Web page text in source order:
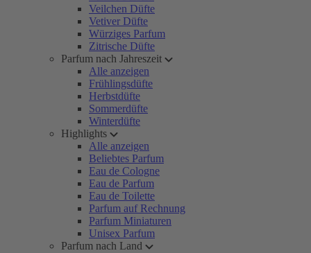
Veilchen Düfte
Vetiver Düfte
Würziges Parfum
Zitrische Düfte
Parfum nach Jahreszeit
Alle anzeigen
Frühlingsdüfte
Herbstdüfte
Sommerdüfte
Winterdüfte
Highlights
Alle anzeigen
Beliebtes Parfum
Eau de Cologne
Eau de Parfum
Eau de Toilette
Parfum auf Rechnung
Parfum Miniaturen
Unisex Parfum
Parfum nach Land